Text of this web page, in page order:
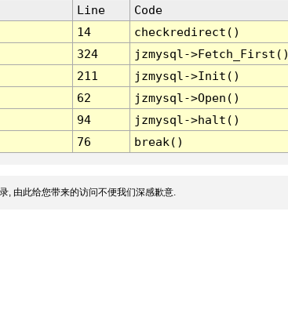
Line
Code
14
checkredirect()
324
jzmysql-
211
jzmysql->Init()
62
jzmysql->Open()
94
jzmysql->halt()
76 break()
, 由此给您带来的访问不便我们深感歉意.